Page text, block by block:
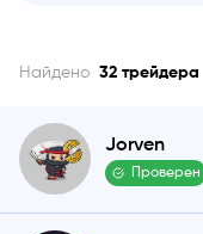
Найдено 32 трейдера
Jorven
Проверен